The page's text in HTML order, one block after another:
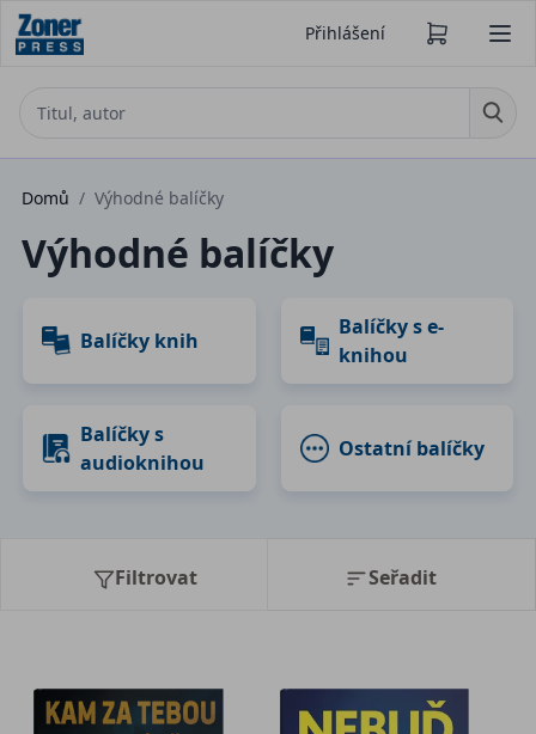
Přihlášení
Domů / Výhodné balíčky
Výhodné balíčky
Balíčky knih
Balíčky s e-
knihou
Balíčky s
audioknihou
Ostatní balíčky
Filtrovat Seřadit